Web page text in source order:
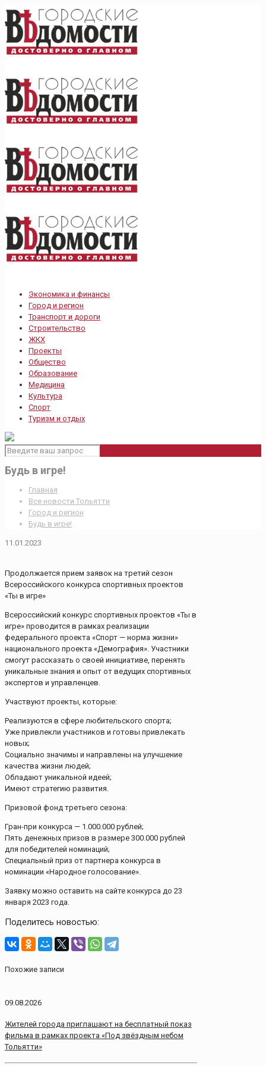
Экономика и финансы
Город и регион
Транспорт и дороги
Строительство
ЖКХ
Проекты
Общество
Образование
Медицина
Культура
Спорт
Туризм и отдых
Будь в игре!
Главная
Все новости Тольятти
Город и регион
Будь в игре!
11.01.2023
Продолжается прием заявок на третий сезон
Всероссийского конкурса спортивных проектов
«Ты в игре»
Всероссийский конкурс спортивных проектов «Ты в
игре» проводится в рамках реализации
федерального проекта «Спорт — норма жизни»
национального проекта «Демография». Участники
смогут рассказать о своей инициативе, перенять
уникальные знания и опыт от ведущих спортивных
экспертов и управленцев.
Участвуют проекты, которые:
Реализуются в сфере любительского спорта;
Уже привлекли участников и готовы привлекать
новых;
Социально значимы и направлены на улучшение
качества жизни людей;
Обладают уникальной идеей;
Имеют стратегию развития.
Призовой фонд третьего сезона:
Гран-при конкурса — 1.000.000 рублей;
Пять денежных призов в размере 300.000 рублей
для победителей номинаций;
Специальный приз от партнера конкурса в
номинации «Народное голосование».
Заявку можно оставить на сайте конкурса до 23
января 2023 года.
Поделитесь новостью:
Похожие записи
09.08.2026
Жителей города приглашают на бесплатный показ
фильма в рамках проекта «Под звёздным небом
Тольятти»